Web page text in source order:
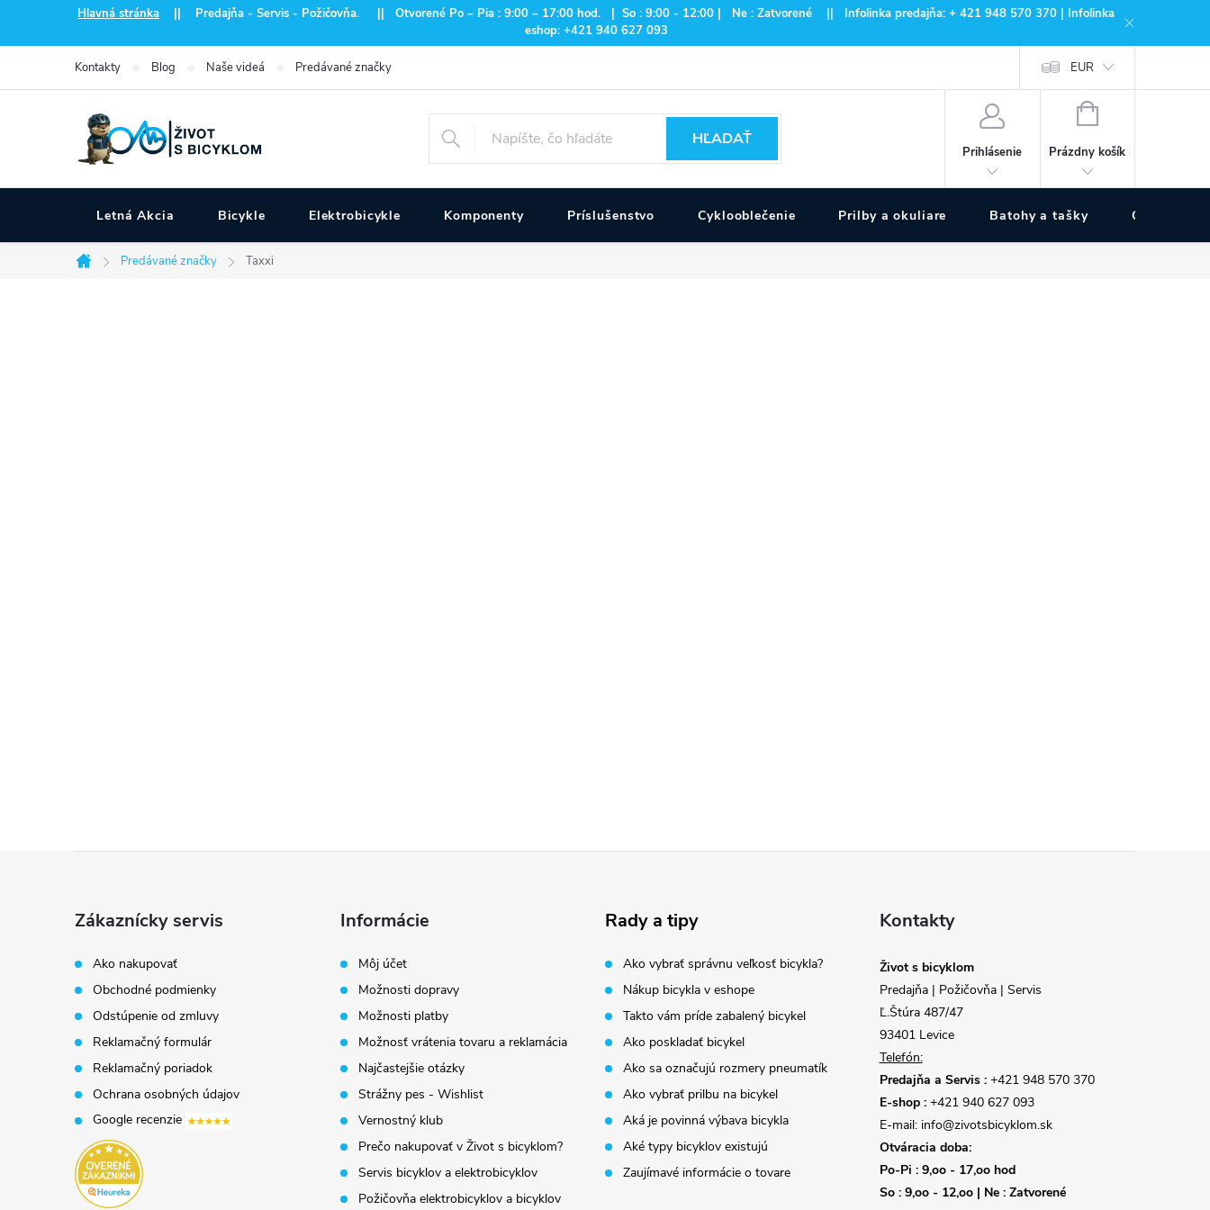
Hlavná stránka || Predajňa - Servis - Požičovňa. || Otvorené Po – Pia : 9:00 – 17:00 hod. | So : 9:00 - 12:00 | Ne : Zatvorené || Infolinka predajňa: + 421 948 570 370 | Infolinka
eshop: +421 940 627 093
Kontakty Blog Naše videá Predávané značky EUR
HĽADAŤ
Prihlásenie
NÁKUPNÝ
Prázdny košík
Letná Akcia Bicykle Elektrobicykle Komponenty Príslušenstvo Cyklooblečenie Prilby a okuliare Batohy a tašky Outdoor
Domov
Predávané značky Taxxi
Zákaznícky servis
Ako nakupovať
Obchodné podmienky
Odstúpenie od zmluvy
Reklamačný formulár
Reklamačný poriadok
Ochrana osobných údajov
Google recenzie
Informácie
Môj účet
Možnosti dopravy
Možnosti platby
Možnosť vrátenia tovaru a reklamácia
Najčastejšie otázky
Strážny pes - Wishlist
Vernostný klub
Prečo nakupovať v Život s bicyklom?
Servis bicyklov a elektrobicyklov
Požičovňa elektrobicyklov a bicyklov
Rady a tipy
Ako vybrať správnu veľkosť bicykla?
Nákup bicykla v eshope
Takto vám príde zabalený bicykel
Ako poskladať bicykel
Ako sa označujú rozmery pneumatík
Ako vybrať prilbu na bicykel
Aká je povinná výbava bicykla
Aké typy bicyklov existujú
Zaujímavé informácie o tovare
Kontakty
Život s bicyklom
Predajňa | Požičovňa | Servis
Ľ.Štúra 487/47
93401 Levice
Telefón:
Predajňa a Servis :+421 948 570 370
E-shop : +421 940 627 093
E-mail: info@zivotsbicyklom.sk
Otváracia doba:
Po-Pi : 9,oo - 17,oo hod
So : 9,oo - 12,oo | Ne : Zatvorené